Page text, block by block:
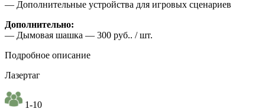
— Дополнительные устройства для игровых сценариев
Дополнительно:
— Дымовая шашка — 300 руб.. / шт.
Подробное описание
Лазертаг
1-10